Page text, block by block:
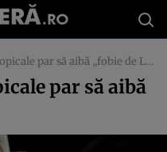
par să aibă „fobie de Lună”
par să aibă